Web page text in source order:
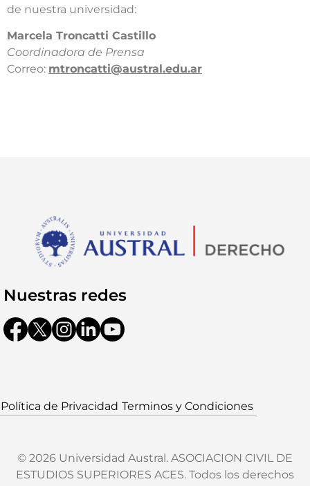
de nuestra universidad:​
​Marcela Troncatti Castillo​
Coordinadora de Prensa​
Correo: mtroncatti@austral.edu.ar​
Nuestras redes
Política de Privacidad Terminos y Condiciones
© 2026 Universidad Austral. ASOCIACION CIVIL DE
ESTUDIOS SUPERIORES ACES. Todos los derechos